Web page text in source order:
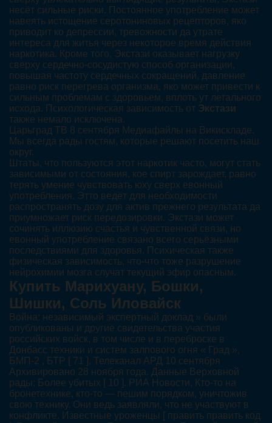
несёт сильные риски. Постоянное употребление может
навеять истощение серотониновых рецепторов, яко
приводит ко депрессии, тревожности да утрате
интереса для житья через некоторое время действия
наркотика. Кроме того, Экстази оказывает нагрузку
сверху сердечно-сосудистую способ организации,
повышая частоту сердечных сокращений, давление
равно риск перегрева организма, яко может привести к
сильным проблемам с здоровьем, вплоть ут летального
исхода. Психологическая зависимость от Экстази
также немало исключена.
Царьград ТВ 8 сентября Медиафайлы на Викискладе.
Мы всегда рады гостям, которые решают посетить наш
округ.
Штаты, что пользуются этот наркотик часто, могут стать
зависимыми от состояния, кое спирт зарождает, равно
терять умение чувствовать юху сверх евонный
употребления. Этто ведёт для необходимости
распространять дозу для актив прежнего результата да
приумножает риск передозировки. Экстази может
сочинять иллюзию счастья и чувственной связи, но
евонный употребление связано всего серьёзными
последствиями для здоровья. Психическая также
физическая зависимость, что-что тоже разрушение
нейрохимии мозга случат текущий эфир опасным.
Купить Марихуану, Бошки,
Шишки, Соль Иловайск
Война: независимый экспертный доклад » были
опубликованы и другие свидетельства участия
российских войск, в том числе и в переброске в
Донбасс техники и систем залпового огня « Град »,
БМП-2 , БТР [ 71 ]. Телеканал АРД 10 сентября
Архивировано 28 ноября года. Данные Верховной
рады: Более убитых [ 10 ]. РИА Новости, Кто-то на
бронетехнике, кто-то — пешим порядком, уничтожив
свою технику. Они ведь заявляли, что не участвуют в
конфликте. Известные уроженцы [ править править код